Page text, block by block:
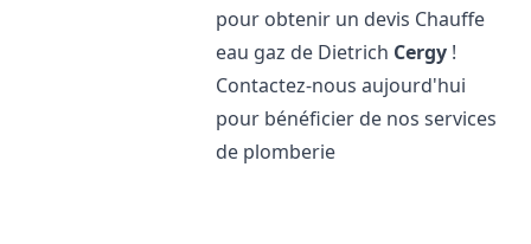
pour obtenir un devis Chauffe
eau gaz de Dietrich Cergy !
Contactez-nous aujourd'hui
pour bénéficier de nos services
de plomberie